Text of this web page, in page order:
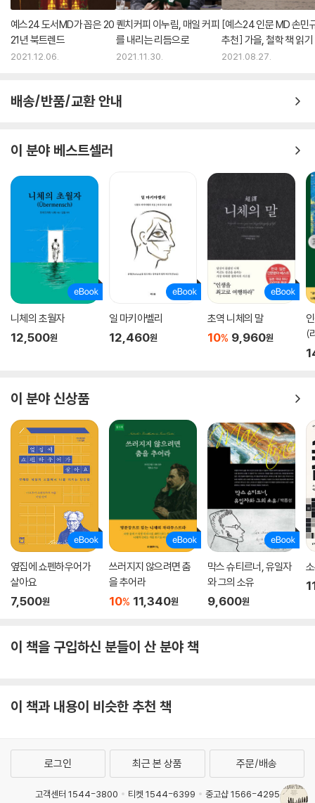
예스24 도서MD가 꼽은 20
21년 북트렌드
2021.12.06.
퀜치커피 이누림, 매일 커피
를 내리는 리듬으로
2021.11.30.
[예스24 인문 MD 손민
추천] 가을, 철학 책 읽기
은 계절
2021.08.27.
배송/반품/교환 안내
이 분야 베스트셀러
니체의 초월자
12,500원
일 마키아벨리
12,460원
초역 니체의 말
10% 9,960원
(
이 분야 신상품
옆집에 쇼펜하우어가
살아요
7,500원
쓰러지지 않으려면 춤
을 추어라
10% 11,340원
막스 슈티르너, 유일자
와 그의 소유
9,600원
이 책을 구입하신 분들이 산 분야 책
이 책과 내용이 비슷한 추천 책
로그인 최근 본 상품 주문/배송
고객센터 1544-3800 티켓 1544-6399 중고샵 1566-4295